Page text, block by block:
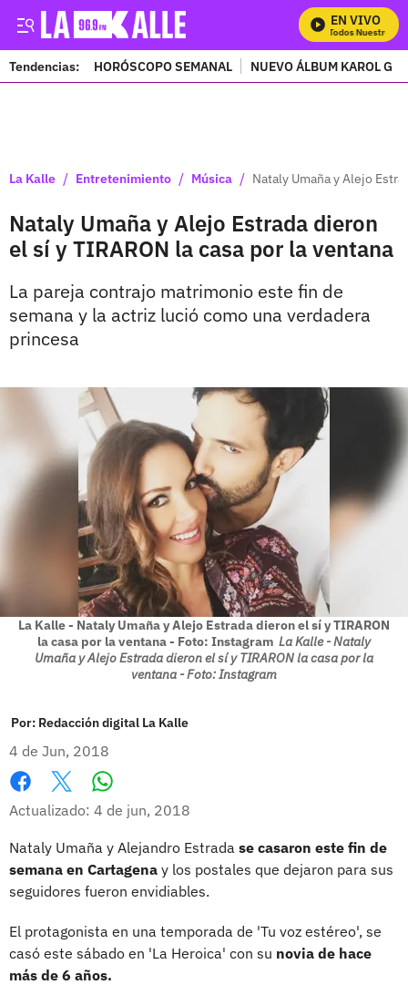
EN VIVO
Mira Todos Nuestros
Tendencias: HORÓSCOPO SEMANAL NUEVO ÁLBUM KAROL G
La Kalle / Entretenimiento / Música / Nataly Umaña y Alejo
Nataly Umaña y Alejo Estrada dieron
el sí y TIRARON la casa por la ventana
La pareja contrajo matrimonio este fin de
semana y la actriz lució como una verdadera
princesa
La Kalle - Nataly Umaña y Alejo Estrada dieron el sí y TIRARON
la casa por la ventana - Foto: Instagram La Kalle - Nataly
Umaña y Alejo Estrada dieron el sí y TIRARON la casa por la
ventana - Foto: Instagram
Por: Redacción digital La Kalle
4 de Jun, 2018
Facebook
X
Actualizado: 4 de jun, 2018
Nataly Umaña y Alejandro Estrada se casaron este fin de
semana en Cartagena y los postales que dejaron para sus
seguidores fueron envidiables.
El protagonista en una temporada de 'Tu voz estéreo', se
casó este sábado en 'La Heroica' con su novia de hace
más de 6 años.